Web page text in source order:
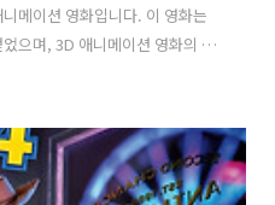
메이션 영화입니다. 이 영화는
으며, 3D 애니메이션 영화의 역
. 애니메이션 "몬스터 주식회
있습니다. 몬스터 주식회사의 일
애니메이션으로 그려냅니다. 주
움을 통해 에너지를 얻는 몬스터